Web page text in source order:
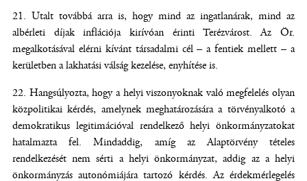
Utalt továbbá arra is, hogy mind az ingatlanárak, mind az
albérleti díjak inflációja kirívóan érinti Terézvárost. Az Ör.
megalkotásával elérni kívánt társadalmi cél – a fentiek mellett – a
kerületben a lakhatási válság kezelése, enyhítése is.
Hangsúlyozta, hogy a helyi viszonyoknak való megfelelés olyan
közpolitikai kérdés, amelynek meghatározására a törvényalkotó a
demokratikus legitimációval rendelkező helyi önkormányzatokat
hatalmazta fel. Mindaddig, amíg az Alaptörvény tételes
rendelkezését nem sérti a helyi önkormányzat, addig az a helyi
önkormányzás autonómiájára tartozó kérdés. Az érdekmérlegelés